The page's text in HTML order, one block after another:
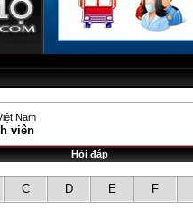
Nam
viên
Hỏi đáp
C D E F